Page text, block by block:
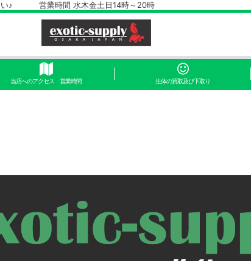
♪ 営業時間 水木金土日14時～20時
当店へのアクセス 営業時間 生体の買取及び下取り